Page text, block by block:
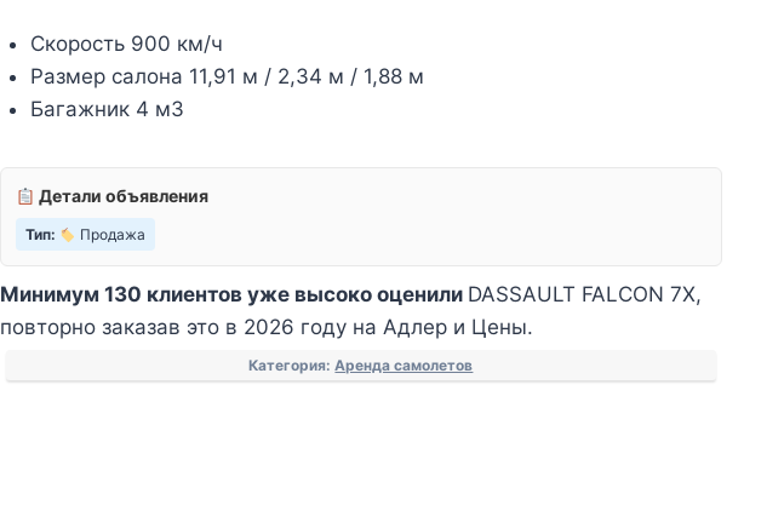
Скорость 900 км/ч
Размер салона 11,91 м / 2,34 м / 1,88 м
Багажник 4 м3
Детали объявления
Тип: Продажа
Минимум 130 клиентов уже высоко оценили DASSAULT FALCON 7X,
повторно заказав это в 2026 году на Адлер и Цены.
Категория:Аренда самолетов